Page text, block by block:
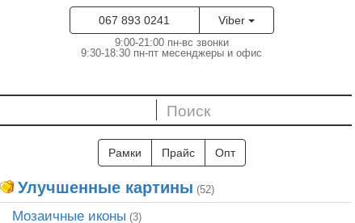
067 893 0241 Viber
9:00-21:00 пн-вс звонки
9:30-18:30 пн-пт месенджеры и офис
Рамки Прайс Опт
Улучшенные картины (52)
Мозаичные иконы (3)